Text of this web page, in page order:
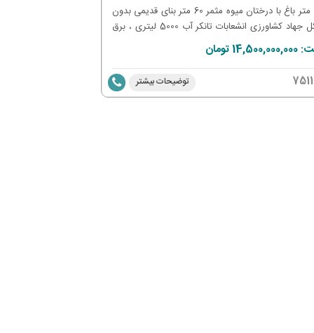
750 متر باغ با درختان میوه مثمر 60 متر بنای قدیمی بدون
مشکل جهاد کشاورزی انشعابات تانکر آب 5000 لیتری ، برق
مشاع استخرشنا سهمیه آب کشاورزی جهت آبیاری
سند مالکیت تک برگ تومان
7511 توضیحات بیشتر